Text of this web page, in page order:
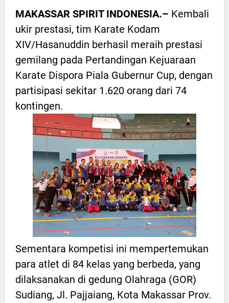
MAKASSAR SPIRIT INDONESIA.– Kembali
ukir prestasi, tim Karate Kodam
XIV/Hasanuddin berhasil meraih prestasi
gemilang pada Pertandingan Kejuaraan
Karate Dispora Piala Gubernur Cup, dengan
partisipasi sekitar 1.620 orang dari 74
kontingen.
Sementara kompetisi ini mempertemukan
para atlet di 84 kelas yang berbeda, yang
dilaksanakan di gedung Olahraga (GOR)
Sudiang, Jl. Pajjaiang, Kota Makassar Prov.